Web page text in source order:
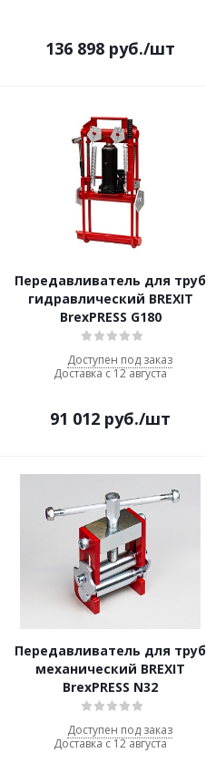
136 898 руб./шт
Передавливатель для труб
гидравлический BREXIT
BrexPRESS G180
Доступен под заказ
Доставка с 12 августа
91 012 руб./шт
Передавливатель для труб
механический BREXIT
BrexPRESS N32
Доступен под заказ
Доставка с 12 августа